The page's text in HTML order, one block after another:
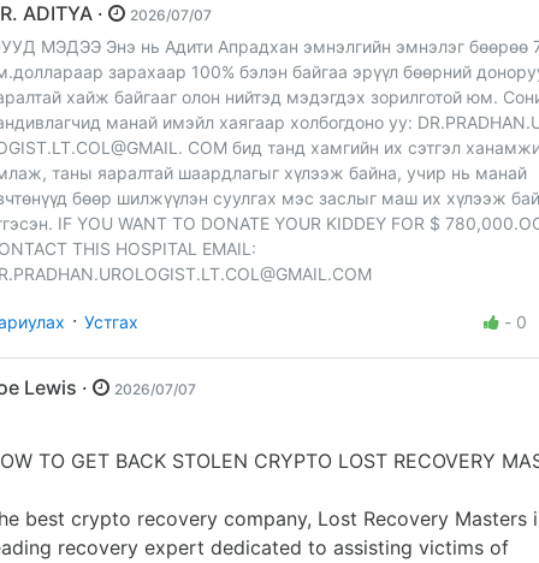
DR. ADITYA · 2026/07/07
МЭДЭЭ Энэ нь Адити Апрадхан эмнэлгийн эмнэлэг бөөрөө
зарахаар 100% бэлэн байгаа эрүүл бөөрний
хайж байгааг олон нийтэд мэдэгдэх зорилготой юм.
манай имэйл хаягаар холбогдоно уу:
COM бид танд хамгийн их сэтгэл
таны яаралтай шаардлагыг хүлээж байна, учир нь манай
бөөр шилжүүлэн суулгах мэс заслыг маш их хүлээж
IF YOU WANT TO DONATE YOUR KIDDEY FOR $
THIS HOSPITAL EMAIL:
· Устгах - 0
Joe Lewis · 2026/07/07
TO GET BACK STOLEN CRYPTO LOST RECOVERY
best crypto recovery company, Lost Recovery Masters
recovery expert dedicated to assisting victims of